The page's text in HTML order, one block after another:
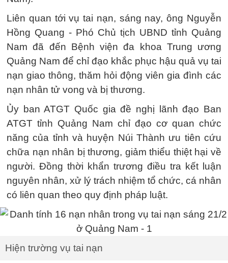
Liên quan tới vụ tai nạn, sáng nay, ông Nguyễn
Hồng Quang - Phó Chủ tịch UBND tỉnh Quảng
Nam đã đến Bệnh viện đa khoa Trung ương
Quảng Nam để chỉ đạo khắc phục hậu quả vụ tai
nạn giao thông, thăm hỏi động viên gia đình các
nạn nhân tử vong và bị thương.
Ủy ban ATGT Quốc gia đề nghị lãnh đạo Ban
ATGT tỉnh Quảng Nam chỉ đạo cơ quan chức
năng của tỉnh và huyện Núi Thành ưu tiên cứu
chữa nạn nhân bị thương, giảm thiểu thiệt hại về
người. Đồng thời khẩn trương điều tra kết luận
nguyên nhân, xử lý trách nhiệm tổ chức, cá nhân
có liên quan theo quy định pháp luật.
Hiện trường vụ tai nạn